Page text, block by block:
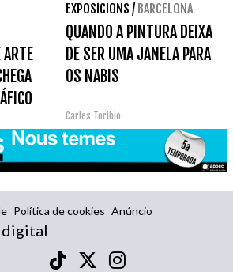
ARTE
EXPOSICIONS / BARCELONA
QUANDO A PINTURA DEIXA
DE SER UMA JANELA PARA
OS NABIS
Carles Toribio
Política de cookies Anúncio
digital